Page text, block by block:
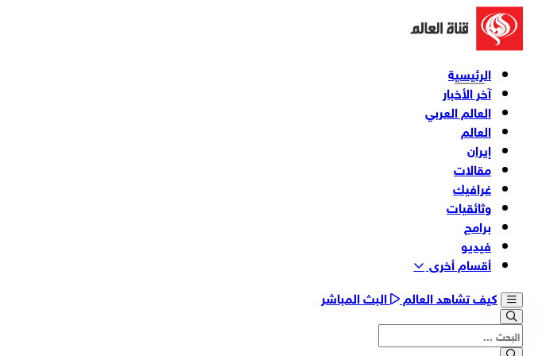
الرئيسية
آخر الأخبار
العالم العربي
العالم
إيران
مقالات
غرافيك
وثائقیات
برامج
فیدیو
أقسام أخری
كيف تشاهد العالم
البث المباشر